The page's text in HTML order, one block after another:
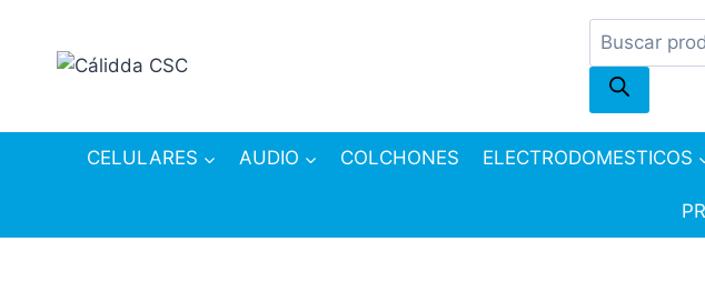
content
Products
search
CELULARES AUDIO COLCHONES ELECTRODOMESTICOS